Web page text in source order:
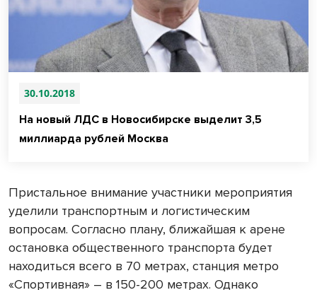
30.10.2018
На новый ЛДС в Новосибирске выделит 3,5
миллиарда рублей Москва
Пристальное внимание участники мероприятия
уделили транспортным и логистическим
вопросам. Согласно плану, ближайшая к арене
остановка общественного транспорта будет
находиться всего в 70 метрах, станция метро
«Спортивная» – в 150-200 метрах. Однако